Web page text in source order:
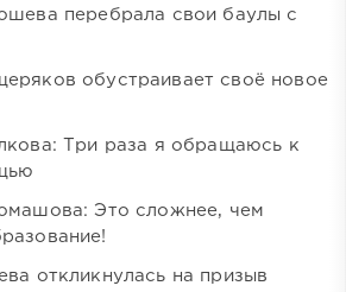
перебрала свои баулы с
обустраивает своё новое
Три раза я обращаюсь к
Это сложнее, чем
откликнулась на призыв